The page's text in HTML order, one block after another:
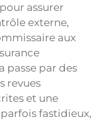
assurer
externe,
aux
passe par des
revues
et une
fastidieux,